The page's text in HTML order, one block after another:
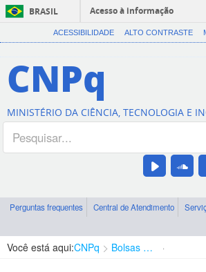
BRASIL
Acesso à informação
ACESSIBILIDADE ALTO CONTRASTE
CNPq
MINISTÉRIO DA CIÊNCIA, TECNOLOGIA E
Perguntas frequentes Central de Atendimento
Você está aqui:CNPq Bolsas e Auxílios Vigentes